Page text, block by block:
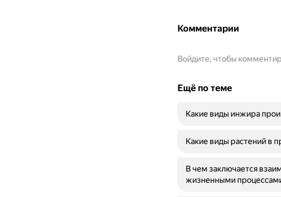
Комментарии
Войдите, чтобы
Ещё по теме
Какие виды инжира
Какие виды растений в
В чем заключается
жизненными